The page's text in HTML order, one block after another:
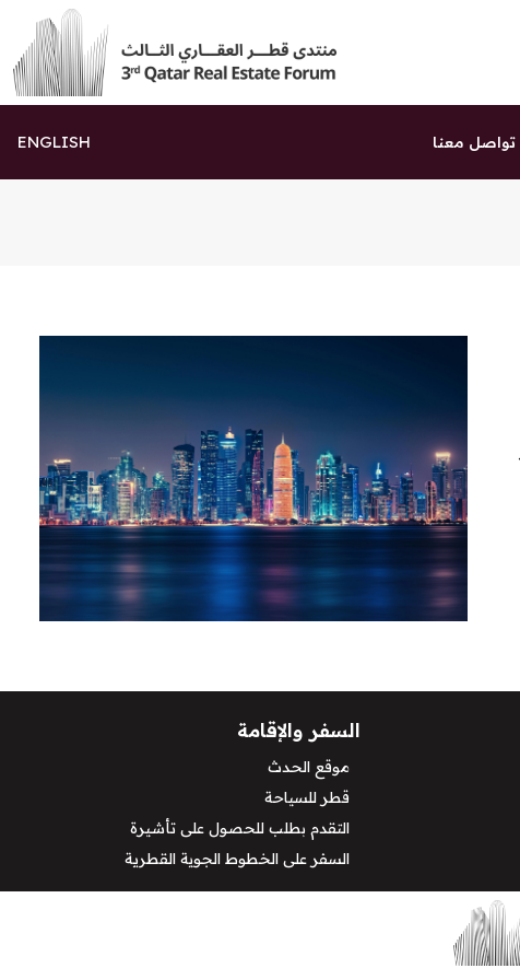
تواصل معنا ENGLISH
السفر والإقامة
موقع الحدث
قطر للسياحة
التقدم بطلب للحصول على تأشيرة
السفر على الخطوط الجوية القطرية